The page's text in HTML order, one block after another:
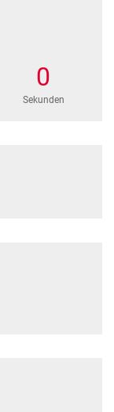
0
Sekunden